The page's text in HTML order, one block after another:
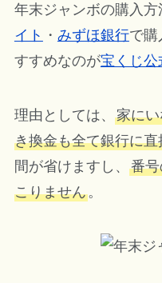
年末ジャンボの購入方
イト ・ みずほ銀行で購
すすめなのが宝くじ公
理由としては、 家に
き換金も全て銀行に
間が省けますし、 番
こりません。